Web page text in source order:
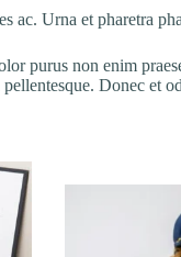
Urna et pharetra
purus non enim
Donec et